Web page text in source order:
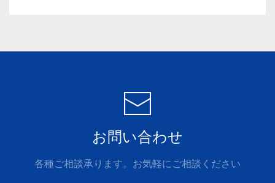
お問い合わせ
各種ご相談承ります。お気軽にご相談ください